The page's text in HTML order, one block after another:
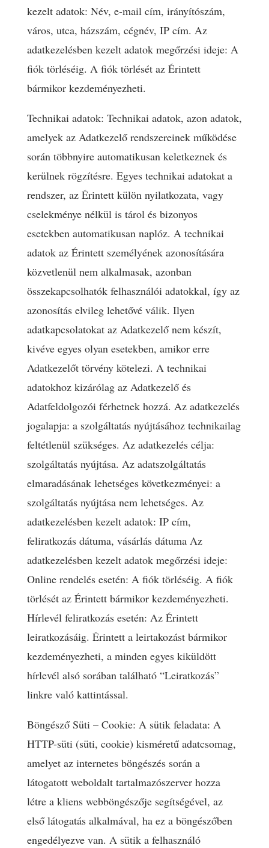
kezelt adatok: Név, e-mail cím, irányítószám,
város, utca, házszám, cégnév, IP cím. Az
adatkezelésben kezelt adatok megőrzési ideje: A
fiók törléséig. A fiók törlését az Érintett
bármikor kezdeményezheti.
Technikai adatok: Technikai adatok, azon adatok,
amelyek az Adatkezelő rendszereinek működése
során többnyire automatikusan keletkeznek és
kerülnek rögzítésre. Egyes technikai adatokat a
rendszer, az Érintett külön nyilatkozata, vagy
cselekménye nélkül is tárol és bizonyos
esetekben automatikusan naplóz. A technikai
adatok az Érintett személyének azonosítására
közvetlenül nem alkalmasak, azonban
összekapcsolhatók felhasználói adatokkal, így az
azonosítás elvileg lehetővé válik. Ilyen
adatkapcsolatokat az Adatkezelő nem készít,
kivéve egyes olyan esetekben, amikor erre
Adatkezelőt törvény kötelezi. A technikai
adatokhoz kizárólag az Adatkezelő és
Adatfeldolgozói férhetnek hozzá. Az adatkezelés
jogalapja: a szolgáltatás nyújtásához technikailag
feltétlenül szükséges. Az adatkezelés célja:
szolgáltatás nyújtása. Az adatszolgáltatás
elmaradásának lehetséges következményei: a
szolgáltatás nyújtása nem lehetséges. Az
adatkezelésben kezelt adatok: IP cím,
feliratkozás dátuma, vásárlás dátuma Az
adatkezelésben kezelt adatok megőrzési ideje:
Online rendelés esetén: A fiók törléséig. A fiók
törlését az Érintett bármikor kezdeményezheti.
Hírlevél feliratkozás esetén: Az Érintett
leiratkozásáig. Érintett a leirtakozást bármikor
kezdeményezheti, a minden egyes kiküldött
hírlevél alsó sorában található “Leiratkozás”
linkre való kattintással.
Böngésző Süti – Cookie: A sütik feladata: A
HTTP-süti (süti, cookie) kisméretű adatcsomag,
amelyet az internetes böngészés során a
látogatott weboldalt tartalmazószerver hozza
létre a kliens webböngészője segítségével, az
első látogatás alkalmával, ha ez a böngészőben
engedélyezve van. A sütik a felhasználó